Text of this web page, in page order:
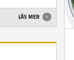
LÄS MER